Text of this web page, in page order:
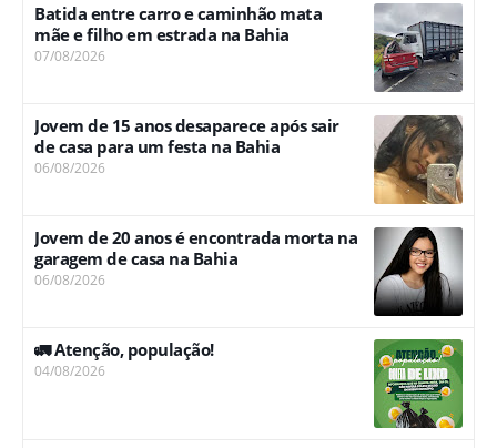
Batida entre carro e caminhão mata
mãe e filho em estrada na Bahia
07/08/2026
Jovem de 15 anos desaparece após sair
de casa para um festa na Bahia
06/08/2026
Jovem de 20 anos é encontrada morta na
garagem de casa na Bahia
06/08/2026
🚛 Atenção, população!
04/08/2026